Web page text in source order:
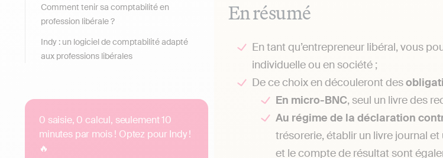
En résumé
En tant qu’entrepreneur libéral, vous
individuelle ou en société ;
De ce choix en découleront des
En micro-BNC, seul un livre des
Au régime de la déclaration
trésorerie, établir un livre journal
et le compte de résultat sont
Comment tenir sa comptabilité en
profession libérale ?
Indy : un logiciel de comptabilité adapté
aux professions libérales
0 saisie, 0 calcul, seulement 10
minutes par mois ! Optez pour Indy !
🔥